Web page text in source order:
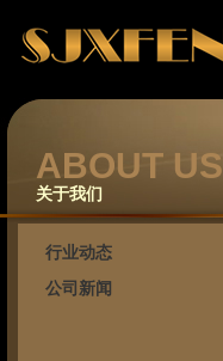
ABOUT US
关于我们
行业动态
公司新闻